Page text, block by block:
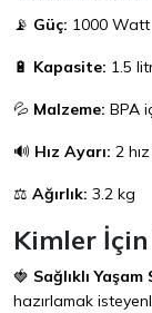
📡 Güç: 1000 Watt
🔋 Kapasite: 1.5
💦 Malzeme: BPA
🔊 Hız Ayarı: 2
⚖️ Ağırlık: 3.2 kg
Kimler
🍓 Sağlıklı Yaşam
hazırlamak